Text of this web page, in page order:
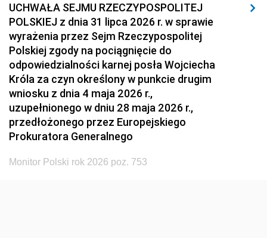
UCHWAŁA SEJMU RZECZYPOSPOLITEJ
POLSKIEJ z dnia 31 lipca 2026 r. w sprawie
wyrażenia przez Sejm Rzeczypospolitej
Polskiej zgody na pociągnięcie do
odpowiedzialności karnej posła Wojciecha
Króla za czyn określony w punkcie drugim
wniosku z dnia 4 maja 2026 r.,
uzupełnionego w dniu 28 maja 2026 r.,
przedłożonego przez Europejskiego
Prokuratora Generalnego
Monitor Polski rok 2026 poz. 753